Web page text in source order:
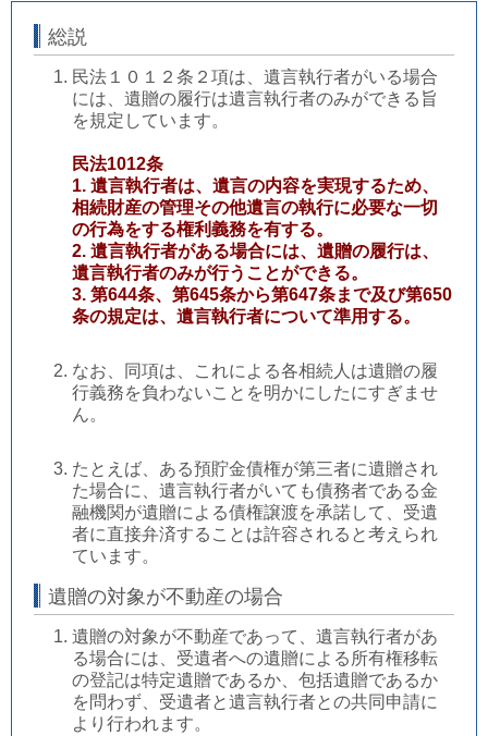
総説
民法１０１２条２項は、遺言執行者がいる場合
には、遺贈の履行は遺言執行者のみができる旨
を規定しています。
民法1012条
1. 遺言執行者は、遺言の内容を実現するため、
相続財産の管理その他遺言の執行に必要な一切
の行為をする権利義務を有する。
2. 遺言執行者がある場合には、遺贈の履行は、
遺言執行者のみが行うことができる。
3. 第644条、第645条から第647条まで及び第650
条の規定は、遺言執行者について準用する。
なお、同項は、これによる各相続人は遺贈の履
行義務を負わないことを明かにしたにすぎませ
ん。
たとえば、ある預貯金債権が第三者に遺贈され
た場合に、遺言執行者がいても債務者である金
融機関が遺贈による債権譲渡を承諾して、受遺
者に直接弁済することは許容されると考えられ
ています。
遺贈の対象が不動産の場合
遺贈の対象が不動産であって、遺言執行者があ
る場合には、受遺者への遺贈による所有権移転
の登記は特定遺贈であるか、包括遺贈であるか
を問わず、受遺者と遺言執行者との共同申請に
より行われます。